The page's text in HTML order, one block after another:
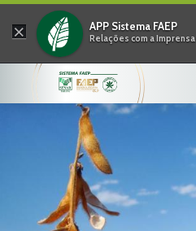
× APP Sistema FAEP
Relações com a Imprensa